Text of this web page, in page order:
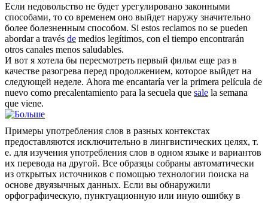
Если недовольство не будет урегулировано законными
способами, то со временем оно выйдет наружу значительно
более болезненным способом. Si estos reclamos no se pueden
abordar a través de medios legítimos, con el tiempo encontrarán
otros canales menos saludables.
И вот я хотела бы пересмотреть первый фильм еще раз в
качестве разогрева перед продолжением, которое выйдет на
следующей неделе. Ahora me encantaría ver la primera película de
nuevo como precalentamiento para la secuela que sale la semana
que viene.
Примеры употребления слов в разных контекстах
предоставляются исключительно в лингвистических целях, т.
е. для изучения употребления слов в одном языке и вариантов
их перевода на другой. Все образцы собраны автоматически
из открытых источников с помощью технологии поиска на
основе двуязычных данных. Если вы обнаружили
орфографическую, пунктуационную или иную ошибку в